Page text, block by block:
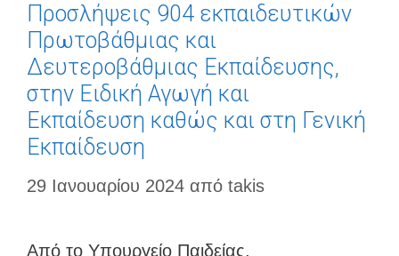
Προσλήψεις 904 εκπαιδευτικών
Πρωτοβάθμιας και
Δευτεροβάθμιας Εκπαίδευσης,
στην Ειδική Αγωγή και
Εκπαίδευση καθώς και στη Γενική
Εκπαίδευση
29 Ιανουαρίου 2024 από takis
Από το Υπουργείο Παιδείας,